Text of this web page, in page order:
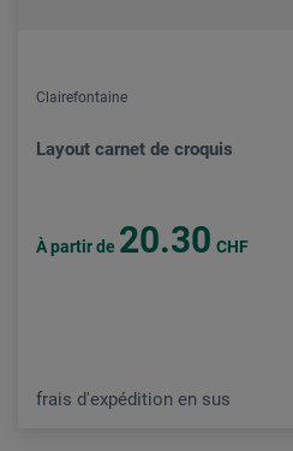
Clairefontaine
Layout carnet de croquis
À partir de 20.30 CHF
frais d'expédition en sus